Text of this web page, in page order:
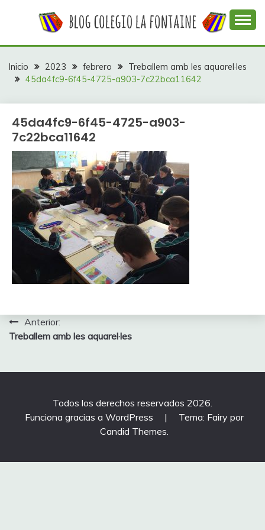
COLEGIO LA
FONTAINE
colegio La Fontaine
Inicio 2023 febrero
Treballem amb les aquarel·les
45da4fc9-6f45-4725-a903-7c22bca11642
45da4fc9-6f45-4725-a903-
7c22bca11642
Navegación
de
entradas
Anterior:
Treballem amb les aquarel·les
Todos los derechos reservados 2026.
Funciona gracias a WordPress
|
Tema: Fairy por
Candid Themes